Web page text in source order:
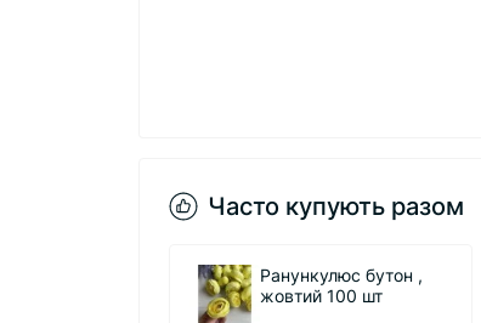
Часто купують разом
Півонія кучерява №2
головка марсала 25